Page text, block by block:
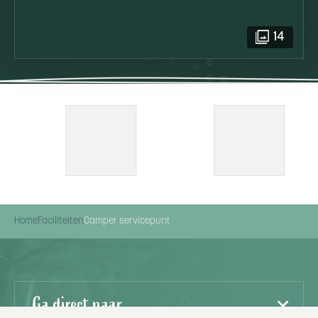
14
HomeFaciliteitenCamper servicepunt
Ga direct naar